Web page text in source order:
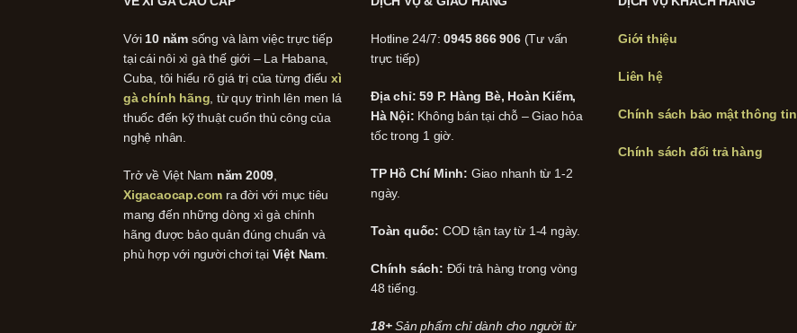
Với 10 năm sống và làm việc trực tiếp
tại cái nôi xì gà thế giới – La Habana,
Cuba, tôi hiểu rõ giá trị của từng điếuxì
gà chính hãng , từ quy trình lên men lá
thuốc đến kỹ thuật cuốn thủ công của
nghệ nhân.
Trở về Việt Nam năm 2009
Xigacaocap.com ra đời với mục tiêu
mang đến những dòng xì gà chính
hãng được bảo quản đúng chuẩn và
phù hợp với người chơi tại Việt Nam
Hotline 24/7:0945 866 906(Tư vấn
trực tiếp)
Địa chỉ: 59 P. Hàng Bè, Hoàn Kiếm,
Hà Nội: Không bán tại chỗ – Giao hỏa
tốc trong 1 giờ.
TP Hồ Chí Minh: Giao nhanh từ 1-2
ngày.
Toàn quốc: COD tận tay từ 1-4 ngày.
Chính sách: Đổi trả hàng trong vòng
48 tiếng.
18+Sản phẩm chỉ dành cho người từ
Giới thiệu
Liên hệ
Chính sách bảo mật thông tin
Chính sách đổi trả hàng